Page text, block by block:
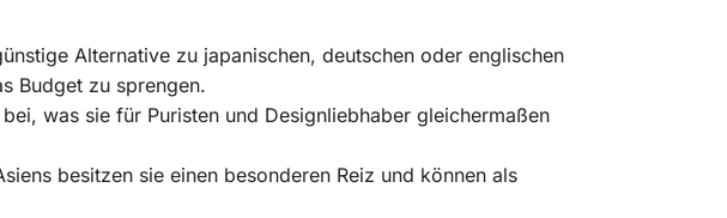
Alternative zu japanischen, deutschen oder englischen
Budget zu sprengen.
was sie für Puristen und Designliebhaber gleichermaßen
besitzen sie einen besonderen Reiz und können als